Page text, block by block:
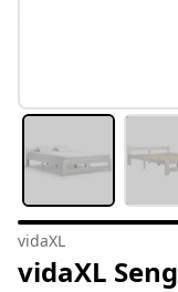
vidaXL
vidaXL